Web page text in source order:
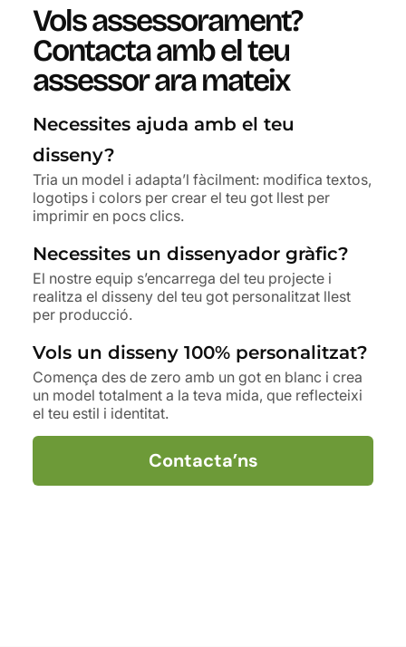
Vols assessorament?
Contacta amb el teu
assessor ara mateix
Necessites ajuda amb el teu
disseny?
Tria un model i adapta’l fàcilment: modifica textos,
logotips i colors per crear el teu got llest per
imprimir en pocs clics.
Necessites un dissenyador gràfic?
El nostre equip s’encarrega del teu projecte i
realitza el disseny del teu got personalitzat llest
per producció.
Vols un disseny 100% personalitzat?
Comença des de zero amb un got en blanc i crea
un model totalment a la teva mida, que reflecteixi
el teu estil i identitat.
Contacta’ns